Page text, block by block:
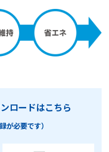
ロードはこちら
が必要です）